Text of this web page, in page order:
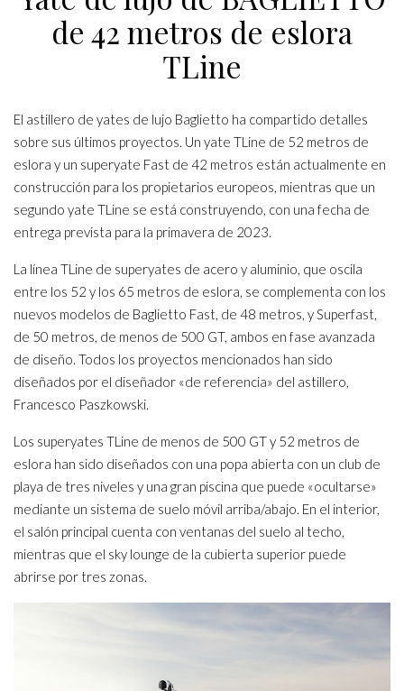
de 42 metros de eslora
TLine
El astillero de yates de lujo Baglietto ha compartido detalles
sobre sus últimos proyectos. Un yate TLine de 52 metros de
eslora y un superyate Fast de 42 metros están actualmente en
construcción para los propietarios europeos, mientras que un
segundo yate TLine se está construyendo, con una fecha de
entrega prevista para la primavera de 2023.
La línea TLine de superyates de acero y aluminio, que oscila
entre los 52 y los 65 metros de eslora, se complementa con los
nuevos modelos de Baglietto Fast, de 48 metros, y Superfast,
de 50 metros, de menos de 500 GT, ambos en fase avanzada
de diseño. Todos los proyectos mencionados han sido
diseñados por el diseñador «de referencia» del astillero,
Francesco Paszkowski.
Los superyates TLine de menos de 500 GT y 52 metros de
eslora han sido diseñados con una popa abierta con un club de
playa de tres niveles y una gran piscina que puede «ocultarse»
mediante un sistema de suelo móvil arriba/abajo. En el interior,
el salón principal cuenta con ventanas del suelo al techo,
mientras que el sky lounge de la cubierta superior puede
abrirse por tres zonas.